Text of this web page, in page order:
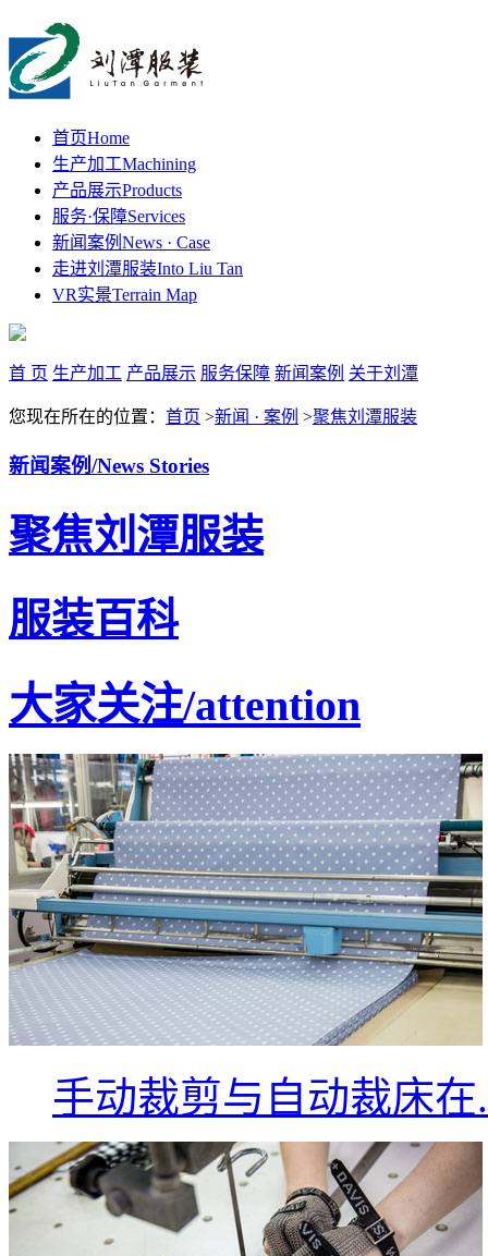
首页Home
生产加工Machining
产品展示Products
服务·保障Services
新闻案例 News · Case
走进刘潭服装Into Liu Tan
VR实景Terrain Map
首 页 生产加工 产品展示 服务保障 新闻案例 关于刘潭
您现在所在的位置： 首页 >新闻 · 案例 >聚焦刘潭服装
新闻案例/News Stories
聚焦刘潭服装
服装百科
大家关注/attention
手动裁剪与自动裁床在